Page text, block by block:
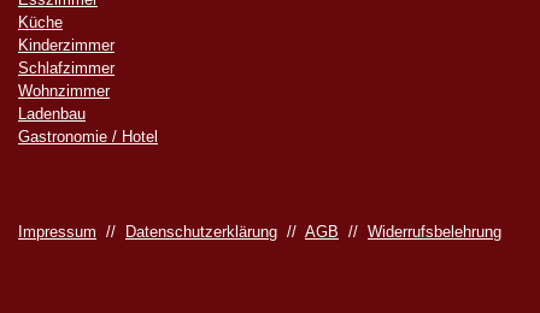
Küche
Kinderzimmer
Schlafzimmer
Wohnzimmer
Ladenbau
Gastronomie / Hotel
Impressum // Datenschutzerklärung // AGB // Widerrufsbelehrung